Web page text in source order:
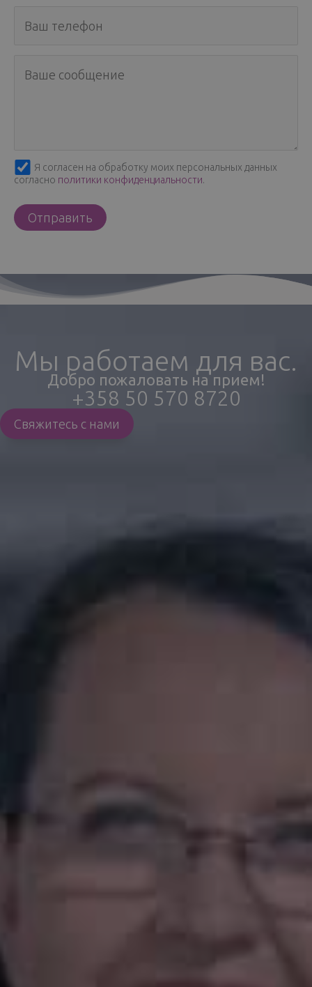
Я согласен на обработку моих персональных данных
согласно политики конфиденциальности.
Мы работаем для вас.
Добро пожаловать на прием!
+358 50 570 8720
Свяжитесь с нами